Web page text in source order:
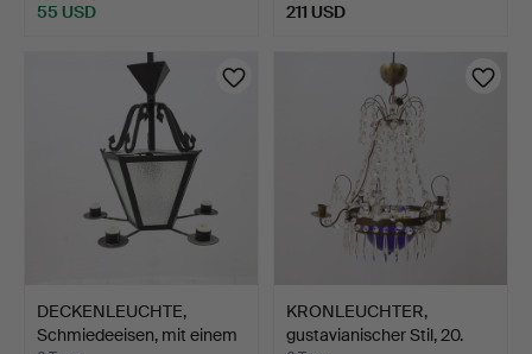
55 USD 211 USD
DECKENLEUCHTE,
Schmiedeeisen, mit einem
KRONLEUCHTER,
gustavianischer Stil, 20.